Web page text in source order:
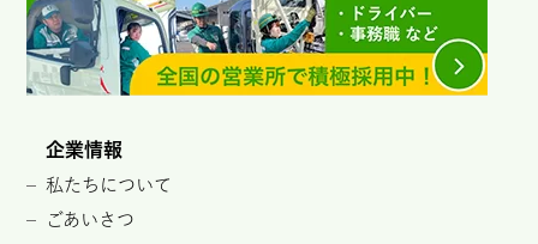
企業情報
私たちについて
ごあいさつ